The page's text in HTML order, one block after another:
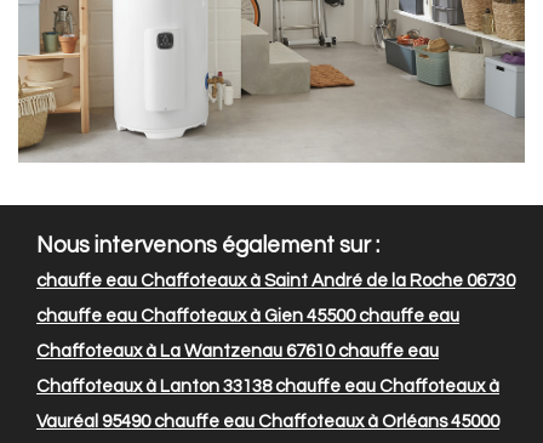
Nous intervenons également sur :
chauffe eau Chaffoteaux à Saint André de la Roche 06730
chauffe eau Chaffoteaux à Gien 45500chauffe eau
Chaffoteaux à La Wantzenau 67610chauffe eau
Chaffoteaux à Lanton 33138chauffe eau Chaffoteaux à
Vauréal 95490chauffe eau Chaffoteaux à Orléans 45000